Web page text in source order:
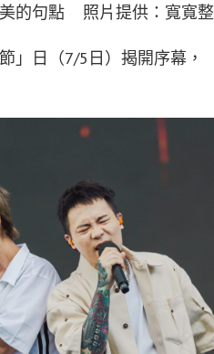
美的句點 照片提供：寬寬
」日（7/5日）揭開序幕